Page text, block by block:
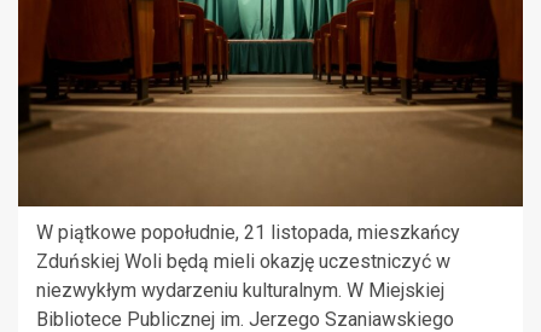
W piątkowe popołudnie, 21 listopada, mieszkańcy
Zduńskiej Woli będą mieli okazję uczestniczyć w
niezwykłym wydarzeniu kulturalnym. W Miejskiej
Bibliotece Publicznej im. Jerzego Szaniawskiego